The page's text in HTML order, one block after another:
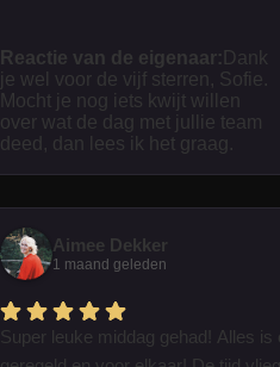
Reactie van de eigenaar: Dank
je wel voor de vijf sterren, Sofie.
Mocht je nog iets kwijt willen
over wat de dag met jullie team
deed, dan lees ik het graag.
Aimee Dekker
1 maand geleden
Super leuke middag gehad! Alles